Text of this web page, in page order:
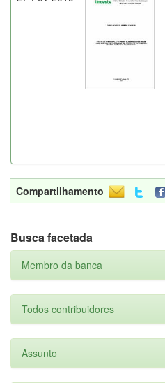
Compartilhamento
Busca facetada
Membro da banca
Todos contribuidores
Assunto